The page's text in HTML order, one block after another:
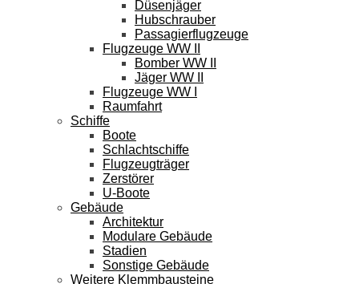
Düsenjäger
Hubschrauber
Passagierflugzeuge
Flugzeuge WW II
Bomber WW II
Jäger WW II
Flugzeuge WW I
Raumfahrt
Schiffe
Boote
Schlachtschiffe
Flugzeugträger
Zerstörer
U-Boote
Gebäude
Architektur
Modulare Gebäude
Stadien
Sonstige Gebäude
Weitere Klemmbausteine